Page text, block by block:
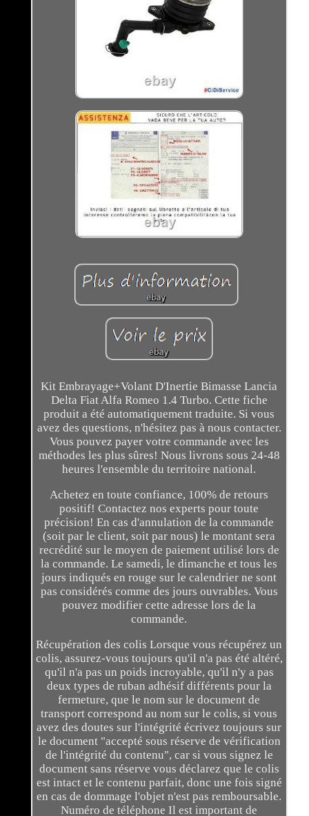
Kit Embrayage+Volant D'Inertie Bimasse Lancia
Delta Fiat Alfa Romeo 1.4 Turbo. Cette fiche
produit a été automatiquement traduite. Si vous
avez des questions, n'hésitez pas à nous contacter.
Vous pouvez payer votre commande avec les
méthodes les plus sûres! Nous livrons sous 24-48
heures l'ensemble du territoire national.
Achetez en toute confiance, 100% de retours
positif! Contactez nos experts pour toute
précision! En cas d'annulation de la commande
(soit par le client, soit par nous) le montant sera
recrédité sur le moyen de paiement utilisé lors de
la commande. Le samedi, le dimanche et tous les
jours indiqués en rouge sur le calendrier ne sont
pas considérés comme des jours ouvrables. Vous
pouvez modifier cette adresse lors de la
commande.
Récupération des colis Lorsque vous récupérez un
colis, assurez-vous toujours qu'il n'a pas été altéré,
qu'il n'a pas un poids incroyable, qu'il n'y a pas
deux types de ruban adhésif différents pour la
fermeture, que le nom sur le document de
transport correspond au nom sur le colis, si vous
avez des doutes sur l'intégrité écrivez toujours sur
le document "accepté sous réserve de vérification
de l'intégrité du contenu", car si vous signez le
document sans réserve vous déclarez que le colis
est intact et le contenu parfait, donc une fois signé
en cas de dommage l'objet n'est pas remboursable.
Numéro de téléphone Il est important de